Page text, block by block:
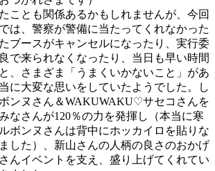
ことも関係あるかもしれませんが、今回
は、警察が警備に当たってくれなかった
ブースがキャンセルになったり、実行委
で来られなくなったり、当日も早い時間
、さまざま「うまくいかないこと」があ
に大変な思いをしていたようでした。し
ンヌさん＆WAKUWAKU♡サセコさんを
なさんが120％の力を発揮し（本当に寒
ボンヌさんは背中にホッカイロを貼りな
した）、新山さんの人柄の良さのおかげ
んイベントを支え、盛り上げてくれてい